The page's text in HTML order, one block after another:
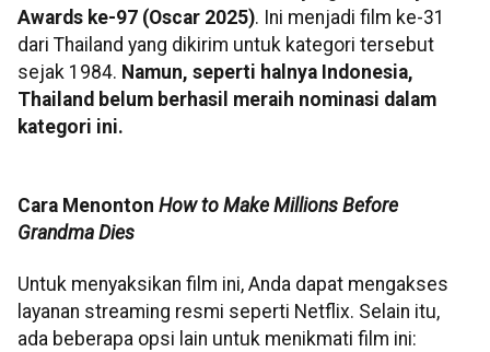
Awards ke-97 (Oscar 2025). Ini menjadi film ke-31
dari Thailand yang dikirim untuk kategori tersebut
sejak 1984. Namun, seperti halnya Indonesia,
Thailand belum berhasil meraih nominasi dalam
kategori ini.
Cara Menonton How to Make Millions Before
Grandma Dies
Untuk menyaksikan film ini, Anda dapat mengakses
layanan streaming resmi seperti Netflix. Selain itu,
ada beberapa opsi lain untuk menikmati film ini: